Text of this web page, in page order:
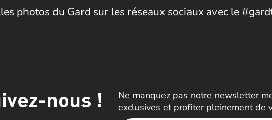
photos du Gard sur les réseaux sociaux avec le
nous !
Ne manquez pas notre newsletter
exclusives et profiter pleinement de